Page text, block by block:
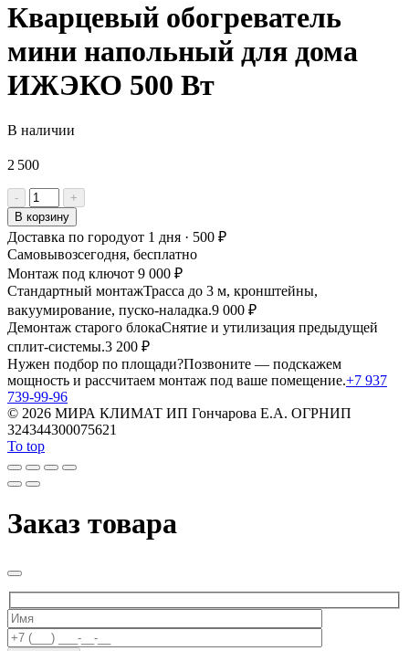
Кварцевый обогреватель
мини напольный для дома
ИЖЭКО 500 Вт
В наличии
2 500
-
Количество
товара
Кварцевый
обогреватель
мини
напольный
для
дома
ИЖЭКО
500
Вт
+
В корзину
Доставка по городуот 1 дня · 500 ₽
Самовывозсегодня, бесплатно
Монтаж под ключот 9 000 ₽
Стандартный монтажТрасса до 3 м, кронштейны,
вакуумирование, пуско-наладка.9 000 ₽
Демонтаж старого блокаСнятие и утилизация предыдущей
сплит-системы.3 200 ₽
Нужен подбор по площади?Позвоните — подскажем
мощность и рассчитаем монтаж под ваше помещение.+7 937
739-99-96
© 2026 МИРА КЛИМАТ ИП Гончарова Е.А. ОГРНИП
324344300075621
To top
Заказ товара